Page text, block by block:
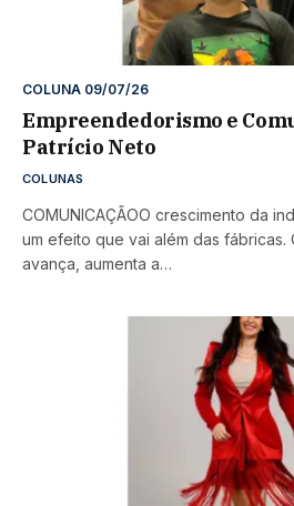
COLUNA 09/07/26
Empreendedorismo e
Patrício Neto
COLUNAS
COMUNICAÇÃOO crescimento da
um efeito que vai além das fábricas.
avança, aumenta a…